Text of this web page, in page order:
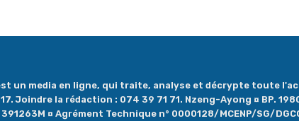
est un media en ligne, qui traite, analyse et décrypte toute
Joindre la rédaction : 074 39 71 71. Nzeng-Ayong ¤ BP.
391263M ¤ Agrément Technique n° 0000128/MCENP/SG/